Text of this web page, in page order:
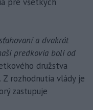
a dvakrát
predkovia boli od
družstva
rozhodnutia vlády je
zastupuje